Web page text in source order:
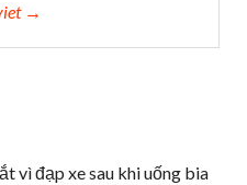
→
vì đạp xe sau khi uống bia